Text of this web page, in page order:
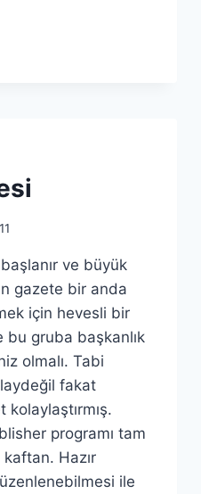
ve büyük
gazete bir anda
için hevesli bir
bu gruba başkanlık
olmalı. Tabi
fakat
programı tam
Hazır
ile